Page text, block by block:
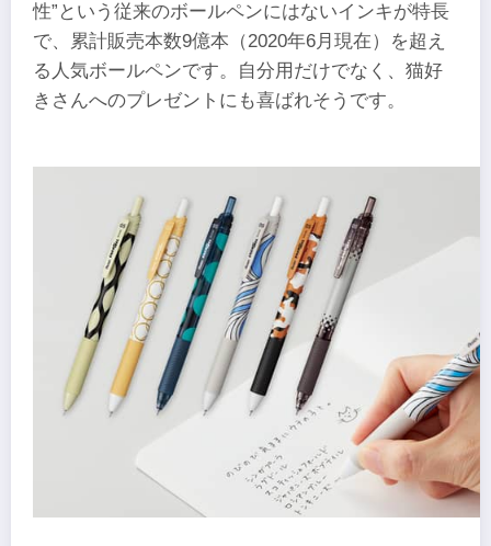
性”という従来のボールペンにはないインキが特長
で、累計販売本数9億本（2020年6月現在）を超え
る人気ボールペンです。自分用だけでなく、猫好
きさんへのプレゼントにも喜ばれそうです。